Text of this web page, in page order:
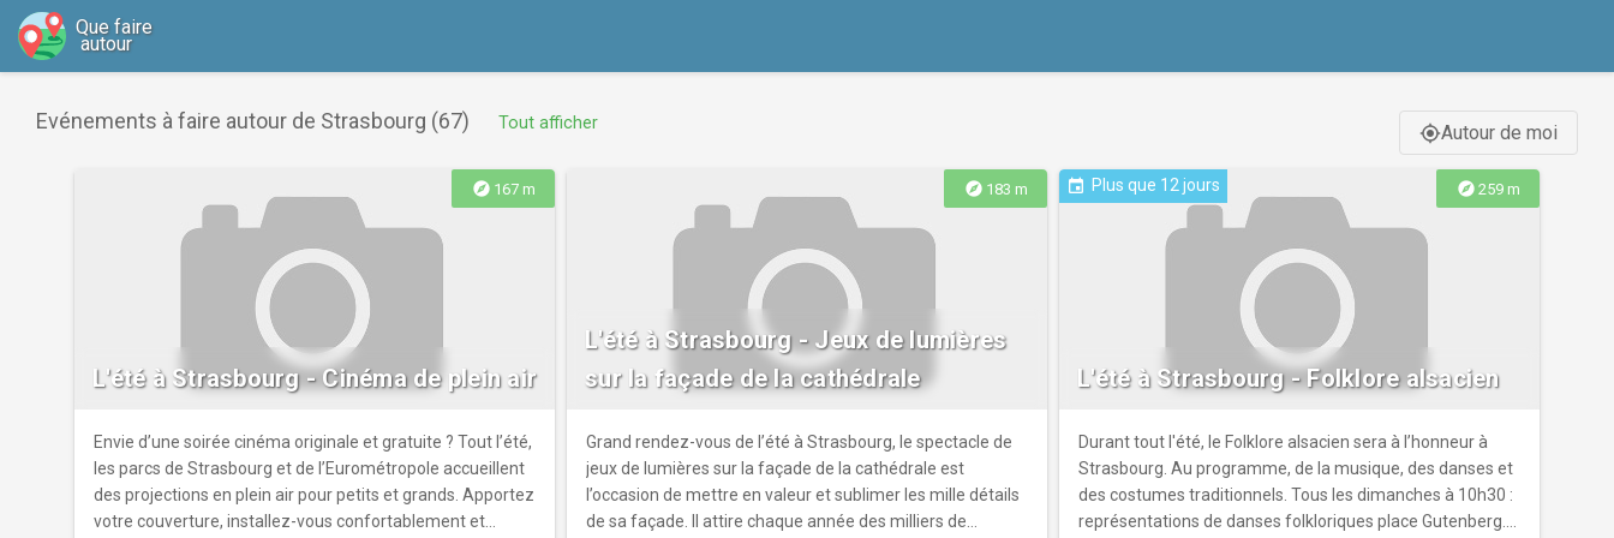
Que faire
autour
Evénements à faire autour de Strasbourg (67) Tout afficher gps_fixedAutour de moi
explore 167 m
L'été à Strasbourg - Cinéma de plein air
Envie d’une soirée cinéma originale et gratuite ? Tout l’été,
les parcs de Strasbourg et de l’Eurométropole accueillent
des projections en plein air pour petits et grands. Apportez
votre couverture, installez-vous confortablement et
explore 183 m
L'été à Strasbourg - Jeux de lumières
sur la façade de la cathédrale
Grand rendez-vous de l’été à Strasbourg, le spectacle de
jeux de lumières sur la façade de la cathédrale est
l’occasion de mettre en valeur et sublimer les mille détails
de sa façade. Il attire chaque année des milliers de
explore 259 m
event Plus que 12 jours
L'été à Strasbourg - Folklore alsacien
Durant tout l'été, le Folklore alsacien sera à l’honneur à
Strasbourg. Au programme, de la musique, des danses et
des costumes traditionnels. Tous les dimanches à 10h30 :
représentations de danses folkloriques place Gutenberg.